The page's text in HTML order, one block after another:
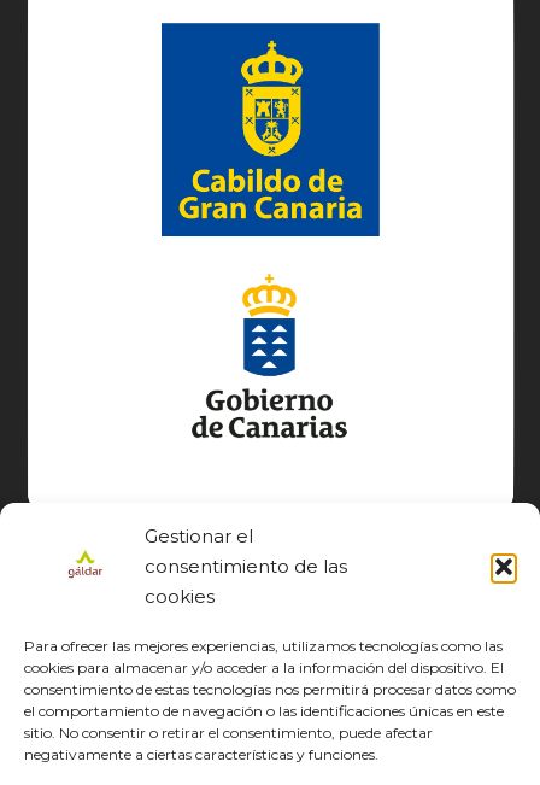
Gestionar el
consentimiento de las
cookies
Para ofrecer las mejores experiencias, utilizamos tecnologías como las
cookies para almacenar y/o acceder a la información del dispositivo. El
consentimiento de estas tecnologías nos permitirá procesar datos como
el comportamiento de navegación o las identificaciones únicas en este
sitio. No consentir o retirar el consentimiento, puede afectar
negativamente a ciertas características y funciones.
© GÁLDAR JACOBEO 2027
EL CAMINO DESCUBRE CONOCE